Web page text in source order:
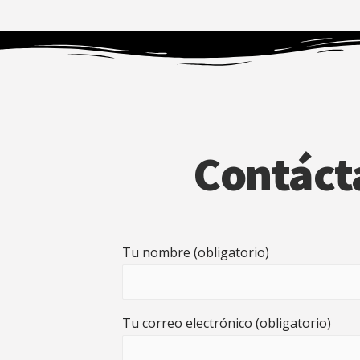
Tu nombre (obligatorio)
Tu correo electrónico (obligatorio)